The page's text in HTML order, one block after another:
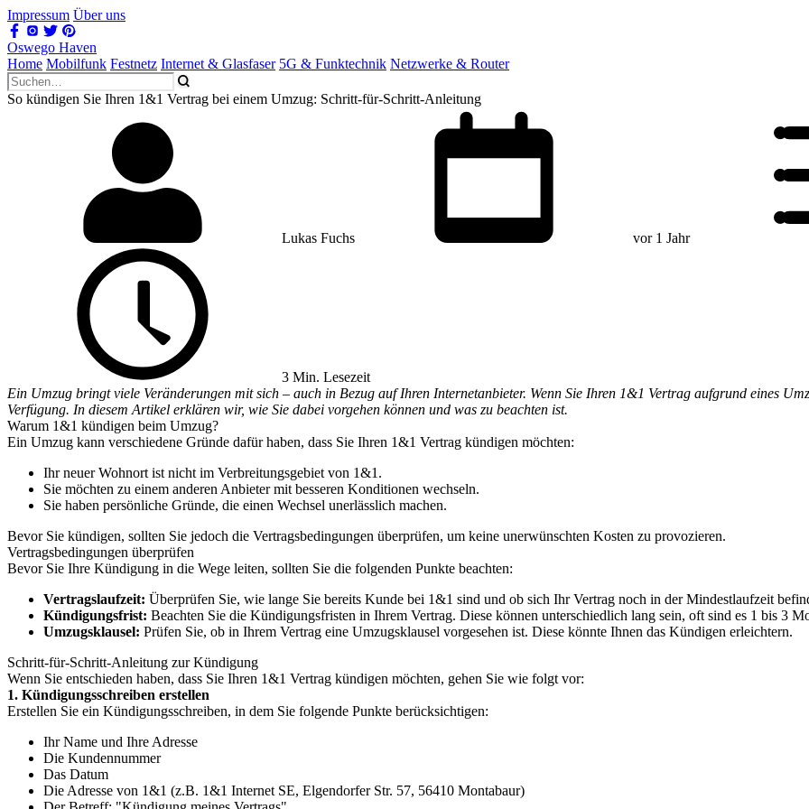
Impressum Über uns
Oswego Haven
Home Mobilfunk Festnetz Internet & Glasfaser 5G & Funktechnik Netzwerke & Router
So kündigen Sie Ihren 1&1 Vertrag bei einem Umzug: Schritt-für-Schritt-Anleitung
Lukas Fuchs vor 1 Jahr
3 Min. Lesezeit
Ein Umzug bringt viele Veränderungen mit sich – auch in Bezug auf Ihren Internetanbieter. Wenn Sie Ihren 1&1 Vertrag aufgrund eines
Verfügung. In diesem Artikel erklären wir, wie Sie dabei vorgehen können und was zu beachten ist.
Warum 1&1 kündigen beim Umzug?
Ein Umzug kann verschiedene Gründe dafür haben, dass Sie Ihren 1&1 Vertrag kündigen möchten:
Ihr neuer Wohnort ist nicht im Verbreitungsgebiet von 1&1.
Sie möchten zu einem anderen Anbieter mit besseren Konditionen wechseln.
Sie haben persönliche Gründe, die einen Wechsel unerlässlich machen.
Bevor Sie kündigen, sollten Sie jedoch die Vertragsbedingungen überprüfen, um keine unerwünschten Kosten zu provozieren.
Vertragsbedingungen überprüfen
Bevor Sie Ihre Kündigung in die Wege leiten, sollten Sie die folgenden Punkte beachten:
Vertragslaufzeit: Überprüfen Sie, wie lange Sie bereits Kunde bei 1&1 sind und ob sich Ihr Vertrag noch in der Mindestlaufzeit
Kündigungsfrist: Beachten Sie die Kündigungsfristen in Ihrem Vertrag. Diese können unterschiedlich lang sein, oft sind es 1 bis 3
Umzugsklausel: Prüfen Sie, ob in Ihrem Vertrag eine Umzugsklausel vorgesehen ist. Diese könnte Ihnen das Kündigen erleichtern.
Schritt-für-Schritt-Anleitung zur Kündigung
Wenn Sie entschieden haben, dass Sie Ihren 1&1 Vertrag kündigen möchten, gehen Sie wie folgt vor:
1. Kündigungsschreiben erstellen
Erstellen Sie ein Kündigungsschreiben, in dem Sie folgende Punkte berücksichtigen:
Ihr Name und Ihre Adresse
Die Kundennummer
Das Datum
Die Adresse von 1&1 (z.B. 1&1 Internet SE, Elgendorfer Str. 57, 56410 Montabaur)